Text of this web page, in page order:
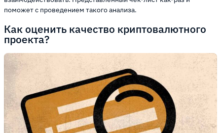
поможет с проведением такого анализа.
Как оценить качество криптовалютного
проекта?